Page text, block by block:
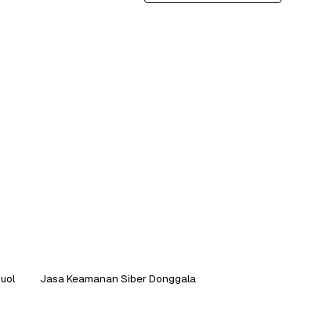
Jasa Keamanan Siber Donggala